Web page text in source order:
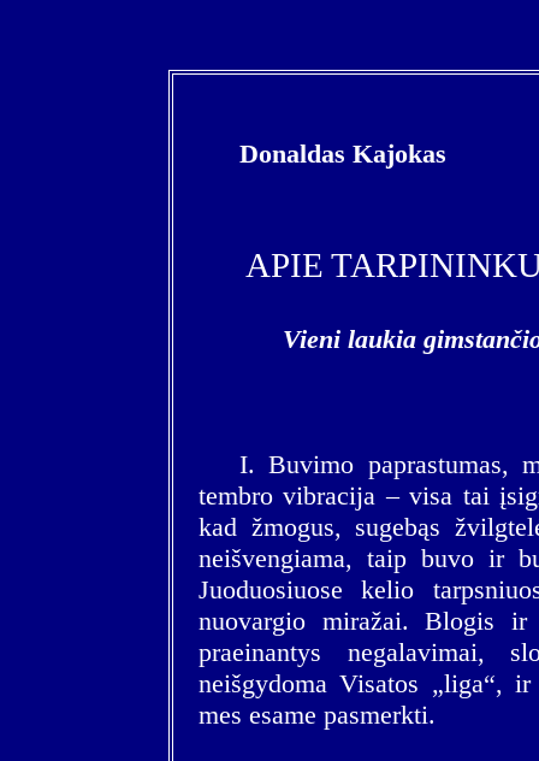
Donaldas Kajokas
APIE
Vieni laukia
I. Buvimo paprastumas,
tembro vibracija – visa tai
kad žmogus, sugebąs
neišvengiama, taip buvo ir
Juoduosiuose kelio
nuovargio miražai. Blogis
praeinantys negalavimai,
neišgydoma Visatos „liga“,
mes esame pasmerkti.